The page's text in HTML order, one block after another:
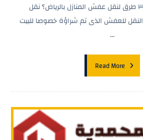
كيفية نقل أفضل ٣ طرق لنقل عفش المنازل بالرياض؟ نقل
النقل للعفش الذى تم شراؤة خصوصا للبيت
...
Read More